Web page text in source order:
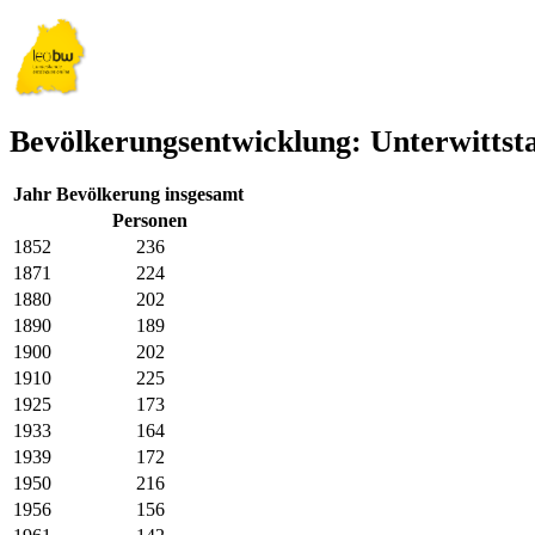
Bevölkerungsentwicklung:
Jahr Bevölkerung insgesamt
Personen
1852
236
1871
224
1880
202
1890
189
1900
202
1910
225
1925
173
1933
164
1939
172
1950
216
1956
156